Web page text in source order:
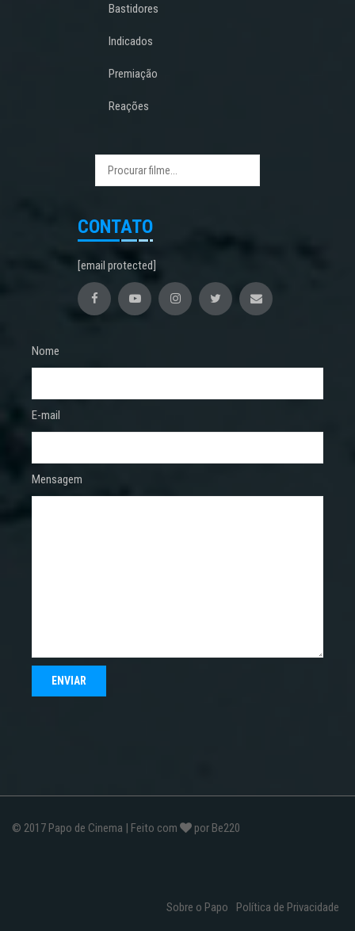
Bastidores
Indicados
Premiação
Reações
CONTATO
[email protected]
Nome
E-mail
Mensagem
© 2017 Papo de Cinema | Feito com por Be220
Sobre o Papo Política de Privacidade